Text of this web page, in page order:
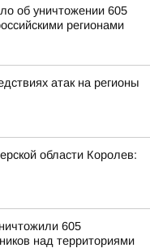
об уничтожении 605
регионами
атак на регионы
области Королев:
605
над территориями